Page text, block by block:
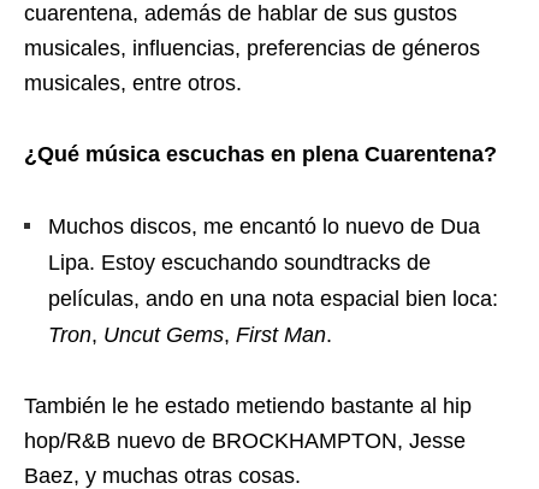
cuarentena, además de hablar de sus gustos
musicales, influencias, preferencias de géneros
musicales, entre otros.
¿Qué música escuchas en plena Cuarentena?
Muchos discos, me encantó lo nuevo de Dua
Lipa. Estoy escuchando soundtracks de
películas, ando en una nota espacial bien loca:
Tron, Uncut Gems, First Man.
También le he estado metiendo bastante al hip
hop/R&B nuevo de BROCKHAMPTON, Jesse
Baez, y muchas otras cosas.